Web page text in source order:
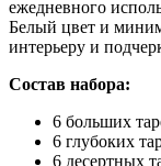
ежедневного
Белый цвет и
интерьеру и
Состав набора:
6 больших
6 глубоких
6 десертных